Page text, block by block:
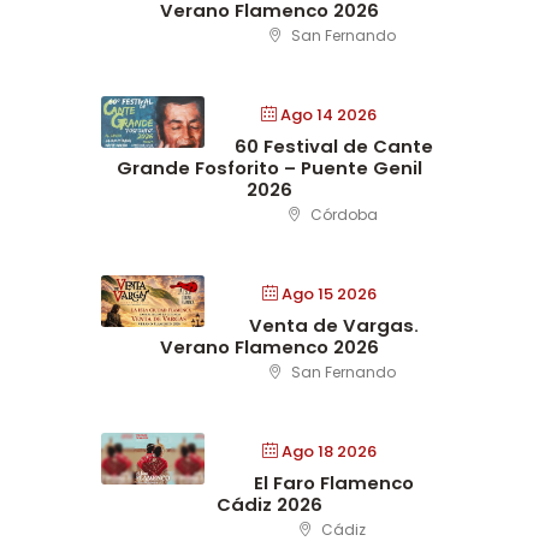
Verano Flamenco 2026
San Fernando
Ago 14 2026
60 Festival de Cante
Grande Fosforito – Puente Genil
2026
Córdoba
Ago 15 2026
Venta de Vargas.
Verano Flamenco 2026
San Fernando
Ago 18 2026
El Faro Flamenco
Cádiz 2026
Cádiz